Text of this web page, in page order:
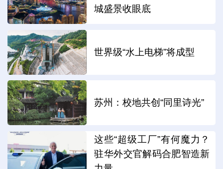
城盛景收眼底
世界级“水上电梯”将成型
苏州：校地共创“同里诗光”
这些“超级工厂”有何魔力？
驻华外交官解码合肥智造新